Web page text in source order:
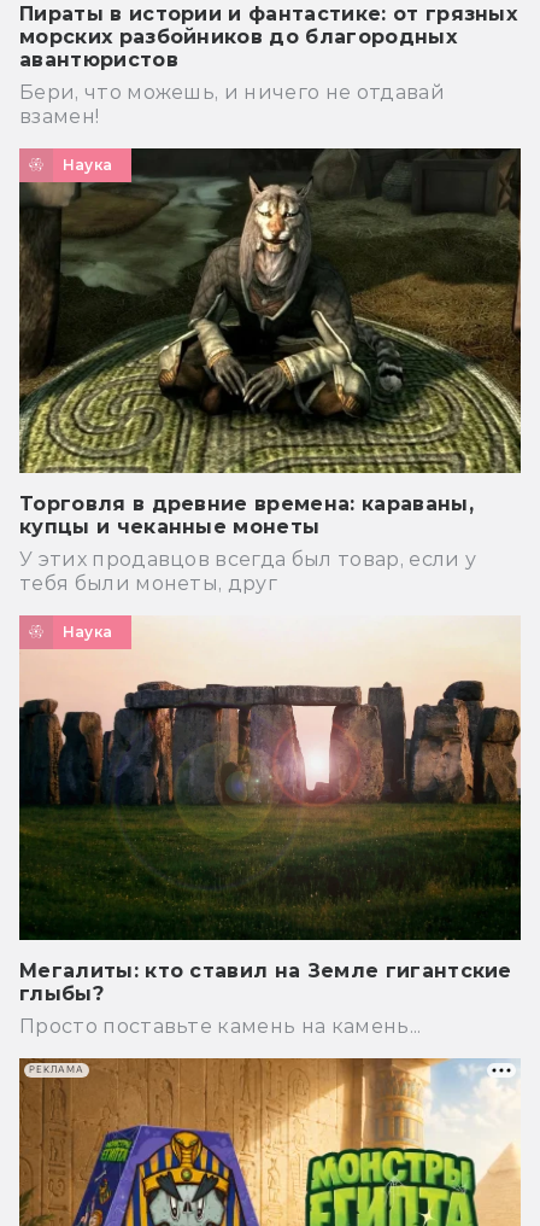
Пираты в истории и фантастике: от грязных
морских разбойников до благородных
авантюристов
Бери, что можешь, и ничего не отдавай
взамен!
Наука
Торговля в древние времена: караваны,
купцы и чеканные монеты
У этих продавцов всегда был товар, если у
тебя были монеты, друг
Наука
Мегалиты: кто ставил на Земле гигантские
глыбы?
Просто поставьте камень на камень...
РЕКЛАМА